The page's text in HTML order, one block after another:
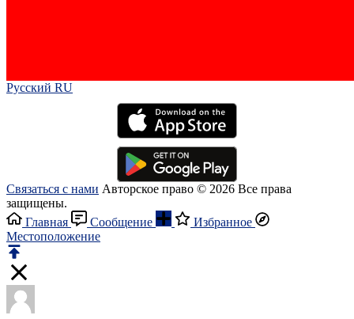
Русский RU‎
Связаться с нами Авторское право © 2026 Все права
защищены.
Главная
Сообщение
Избранное
Местоположение